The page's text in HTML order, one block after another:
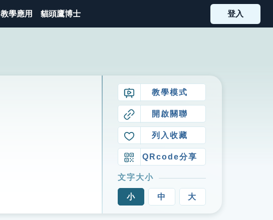
教學應用 貓頭鷹博士 登入
教學模式
開啟關聯
列入收藏
QRcode分享
文字大小
小 中 大